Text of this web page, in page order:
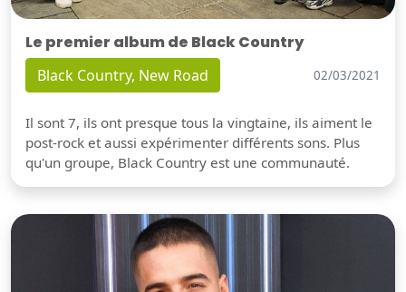
Le premier album de Black Country
Black Country, New Road 02/03/2021
Il sont 7, ils ont presque tous la vingtaine, ils aiment le
post-rock et aussi expérimenter différents sons. Plus
qu'un groupe, Black Country est une communauté.